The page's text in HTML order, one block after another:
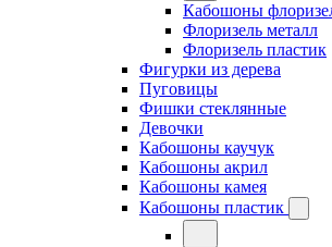
Кабошоны
Флоризель металл
Флоризель пластик
Фигурки из дерева
Пуговицы
Фишки стеклянные
Девочки
Кабошоны каучук
Кабошоны акрил
Кабошоны камея
Кабошоны пластик